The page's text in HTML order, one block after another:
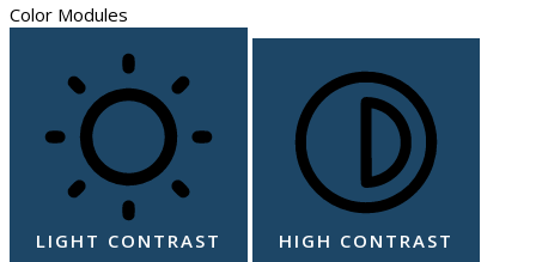
Color Modules
LIGHT CONTRAST HIGH CONTRAST